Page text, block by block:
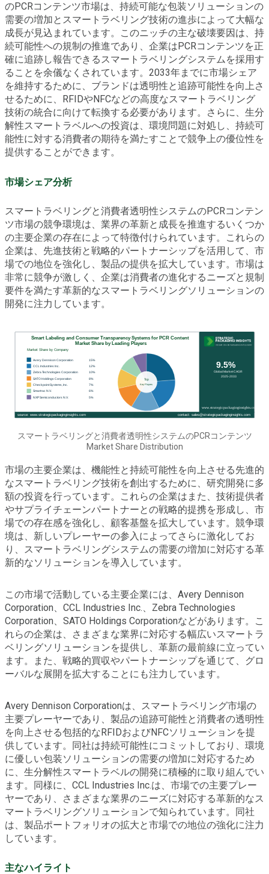
のPCRコンテンツ市場は、持続可能な包装ソリューションの
需要の増加とスマートラベリング技術の進歩によって大幅な
成長が見込まれています。このニッチの主な破壊要因は、持
続可能性への規制の推進であり、企業はPCRコンテンツを正
確に追跡し報告できるスマートラベリングシステムを採用す
ることを余儀なくされています。2033年までに市場シェア
を維持するために、ブランドは透明性と追跡可能性を向上さ
せるために、RFIDやNFCなどの高度なスマートラベリング
技術の統合に向けて転換する必要があります。さらに、生分
解性スマートラベルへの投資は、環境問題に対処し、持続可
能性に対する消費者の期待を満たすことで競争上の優位性を
提供することができます。
市場シェア分析
スマートラベリングと消費者透明性システムのPCRコンテン
ツ市場の競争環境は、業界の革新と成長を推進するいくつか
の主要企業の存在によって特徴付けられています。これらの
企業は、先進技術と戦略的パートナーシップを活用して、市
場での地位を強化し、製品の提供を拡大しています。市場は
非常に競争が激しく、企業は消費者の進化するニーズと規制
要件を満たす革新的なスマートラベリングソリューションの
開発に注力しています。
スマートラベリングと消費者透明性システムのPCRコンテンツ
Market Share Distribution
市場の主要企業は、機能性と持続可能性を向上させる先進的
なスマートラベリング技術を創出するために、研究開発に多
額の投資を行っています。これらの企業はまた、技術提供者
やサプライチェーンパートナーとの戦略的提携を形成し、市
場での存在感を強化し、顧客基盤を拡大しています。競争環
境は、新しいプレーヤーの参入によってさらに激化してお
り、スマートラベリングシステムの需要の増加に対応する革
新的なソリューションを導入しています。
この市場で活動している主要企業には、Avery Dennison
Corporation、CCL Industries Inc.、Zebra Technologies
Corporation、SATO Holdings Corporationなどがあります。こ
れらの企業は、さまざまな業界に対応する幅広いスマートラ
ベリングソリューションを提供し、革新の最前線に立ってい
ます。また、戦略的買収やパートナーシップを通じて、グロ
ーバルな展開を拡大することにも注力しています。
Avery Dennison Corporationは、スマートラベリング市場の
主要プレーヤーであり、製品の追跡可能性と消費者の透明性
を向上させる包括的なRFIDおよびNFCソリューションを提
供しています。同社は持続可能性にコミットしており、環境
に優しい包装ソリューションの需要の増加に対応するため
に、生分解性スマートラベルの開発に積極的に取り組んでい
ます。同様に、CCL Industries Inc.は、市場での主要プレー
ヤーであり、さまざまな業界のニーズに対応する革新的なス
マートラベリングソリューションで知られています。同社
は、製品ポートフォリオの拡大と市場での地位の強化に注力
しています。
主なハイライト